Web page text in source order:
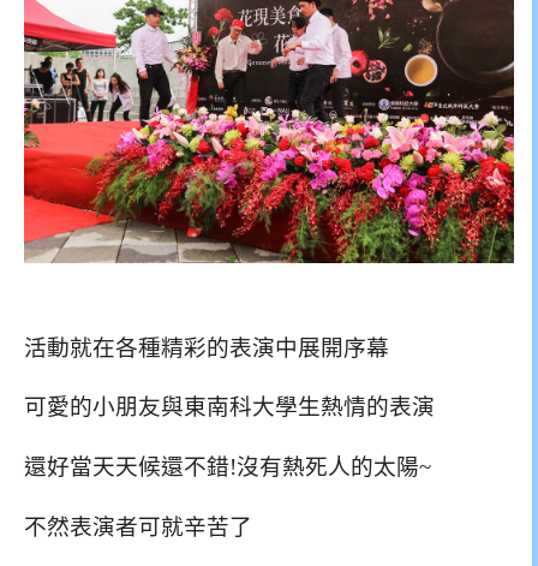
活動就在各種精彩的表演中展開序幕
可愛的小朋友與東南科大學生熱情的表演
還好當天天候還不錯!沒有熱死人的太陽~
不然表演者可就辛苦了